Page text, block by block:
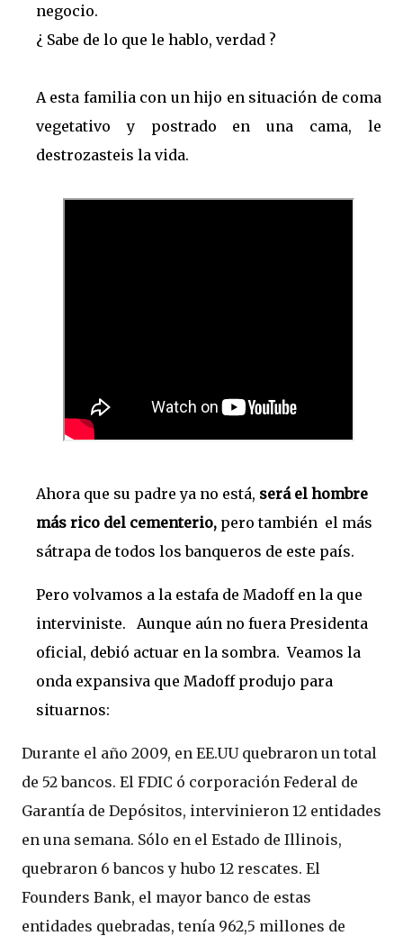
negocio.
¿ Sabe de lo que le hablo, verdad ?
A esta familia con un hijo en situación de coma
vegetativo y postrado en una cama, le
destrozasteis la vida.
Ahora que su padre ya no está, será el hombre
más rico del cementerio, pero también el más
sátrapa de todos los banqueros de este país.
Pero volvamos a la estafa de Madoff en la que
interviniste. Aunque aún no fuera Presidenta
oficial, debió actuar en la sombra. Veamos la
onda expansiva que Madoff produjo para
situarnos:
Durante el año 2009, en EE.UU quebraron un total
de 52 bancos. El FDIC ó corporación Federal de
Garantía de Depósitos, intervinieron 12 entidades
en una semana. Sólo en el Estado de Illinois,
quebraron 6 bancos y hubo 12 rescates. El
Founders Bank, el mayor banco de estas
entidades quebradas, tenía 962,5 millones de